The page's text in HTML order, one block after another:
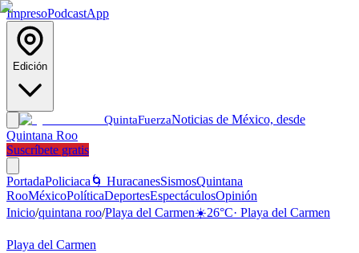
ImpresoPodcastApp
Edición
QuintaFuerzaNoticias de México, desde
Quintana Roo
Suscríbete gratis
PortadaPoliciaca 🌀 HuracanesSismosQuintana
RooMéxicoPolíticaDeportesEspectáculosOpinión
Inicio/quintana roo/Playa del Carmen☀️26°C· Playa del Carmen
Playa del Carmen